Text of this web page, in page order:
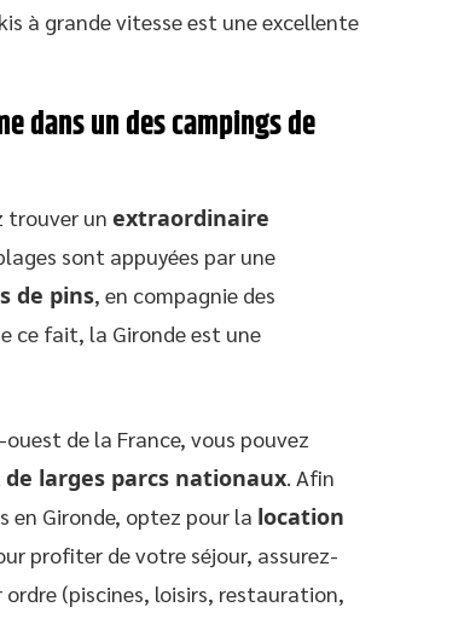
à grande vitesse est une excellente
dans un des campings de
trouver un extraordinaire
sont appuyées par une
de pins, en compagnie des
ce fait, la Gironde est une
de la France, vous pouvez
de larges parcs nationaux. Afin
en Gironde, optez pour la location
profiter de votre séjour, assurez-
(piscines, loisirs, restauration,